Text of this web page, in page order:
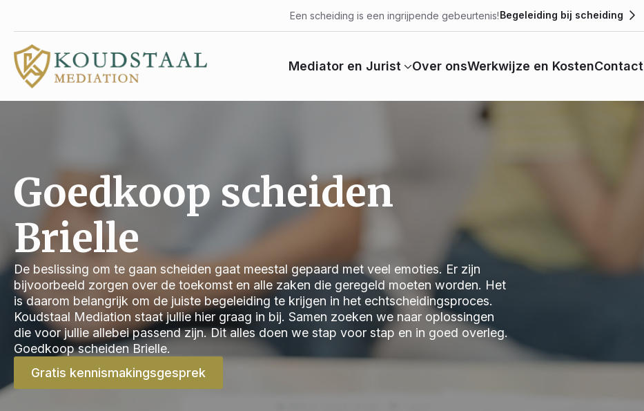
Een scheiding is een ingrijpende gebeurtenis!Begeleiding bij scheiding
Mediator en Jurist Over onsWerkwijze en KostenContact
Goedkoop scheiden
Brielle
De beslissing om te gaan scheiden gaat meestal gepaard met veel emoties. Er zijn
bijvoorbeeld zorgen over de toekomst en alle zaken die geregeld moeten worden. Het
is daarom belangrijk om de juiste begeleiding te krijgen in het echtscheidingsproces.
Koudstaal Mediation staat jullie hier graag in bij. Samen zoeken we naar oplossingen
die voor jullie allebei passend zijn. Dit alles doen we stap voor stap en in goed overleg.
Goedkoop scheiden Brielle.
Gratis kennismakingsgesprek